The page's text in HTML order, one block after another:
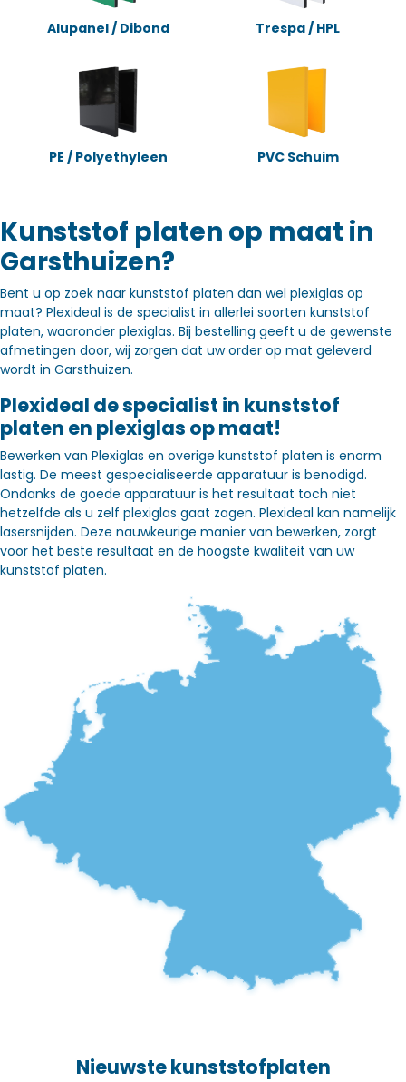
Alupanel / Dibond Trespa / HPL
PE / Polyethyleen PVC Schuim
Kunststof platen op maat in
Garsthuizen?
Bent u op zoek naar kunststof platen dan wel plexiglas op
maat? Plexideal is de specialist in allerlei soorten kunststof
platen, waaronder plexiglas. Bij bestelling geeft u de gewenste
afmetingen door, wij zorgen dat uw order op mat geleverd
wordt in Garsthuizen.
Plexideal de specialist in kunststof
platen en plexiglas op maat!
Bewerken van Plexiglas en overige kunststof platen is enorm
lastig. De meest gespecialiseerde apparatuur is benodigd.
Ondanks de goede apparatuur is het resultaat toch niet
hetzelfde als u zelf plexiglas gaat zagen. Plexideal kan namelijk
lasersnijden. Deze nauwkeurige manier van bewerken, zorgt
voor het beste resultaat en de hoogste kwaliteit van uw
kunststof platen.
Nieuwste kunststofplaten